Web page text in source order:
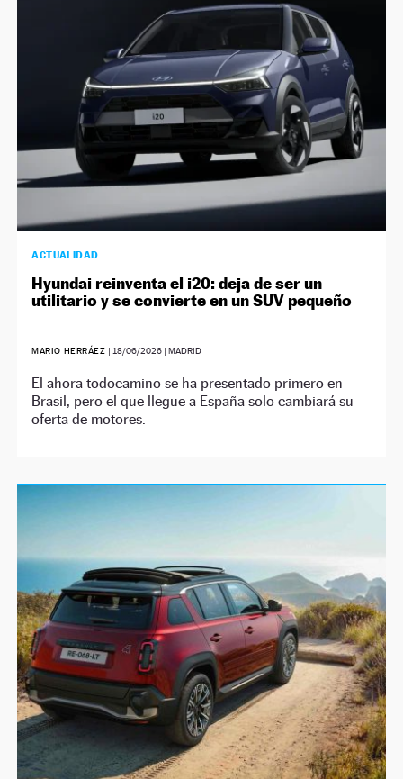
ACTUALIDAD
Hyundai reinventa el i20: deja de ser un
utilitario y se convierte en un SUV pequeño
MARIO HERRÁEZ | 18/06/2026| MADRID
El ahora todocamino se ha presentado primero en
Brasil, pero el que llegue a España solo cambiará su
oferta de motores.